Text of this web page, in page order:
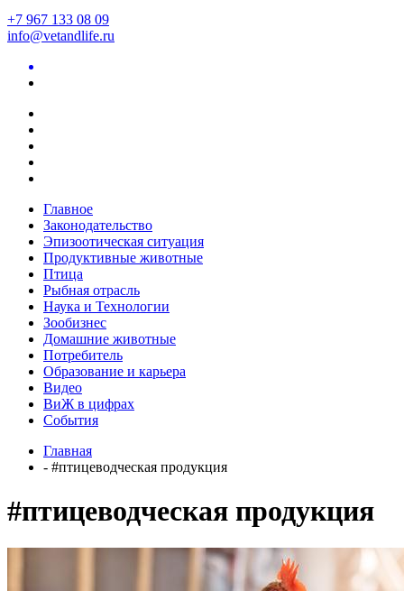
+7 967 133 08 09
info@vetandlife.ru
Главное
Законодательство
Эпизоотическая ситуация
Продуктивные животные
Птица
Рыбная отрасль
Наука и Технологии
Зообизнес
Домашние животные
Потребитель
Образование и карьера
Видео
ВиЖ в цифрах
События
Главная
- #птицеводческая продукция
#птицеводческая продукция